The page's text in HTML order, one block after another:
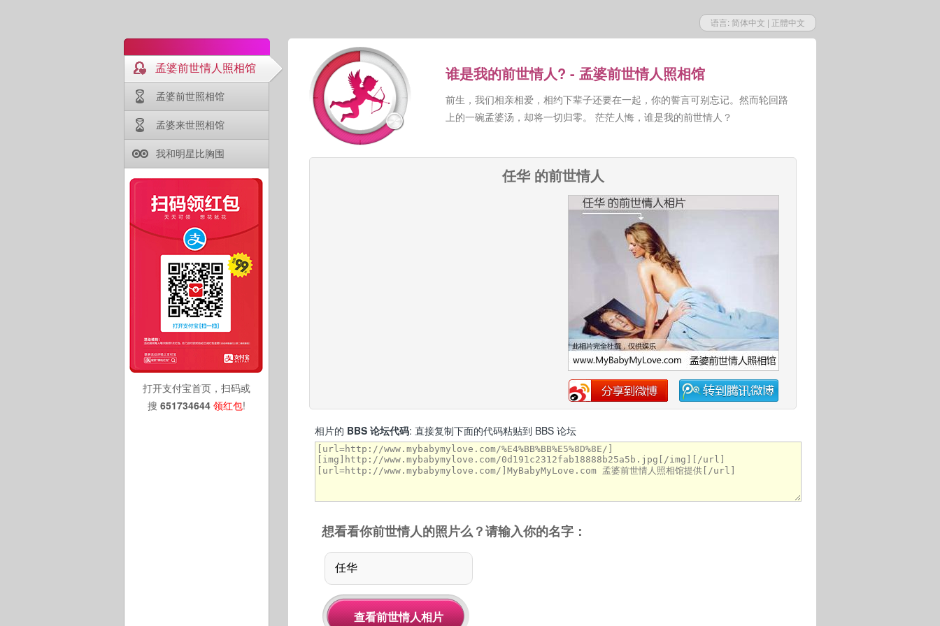
语言: 简体中文 | 正體中文
孟婆前世情人照相馆
孟婆前世照相馆
孟婆来世照相馆
我和明星比胸围
打开支付宝首页，扫码或
搜 651734644 领红包!
谁是我的前世情人? - 孟婆前世情人照相馆
前生，我们相亲相爱，相约下辈子还要在一起，你的誓言可别忘记。然而轮回路
上的一碗孟婆汤，却将一切归零。 茫茫人悔，谁是我的前世情人？
任华 的前世情人
相片的 BBS 论坛代码: 直接复制下面的代码粘贴到 BBS 论坛
想看看你前世情人的照片么？请输入你的名字：